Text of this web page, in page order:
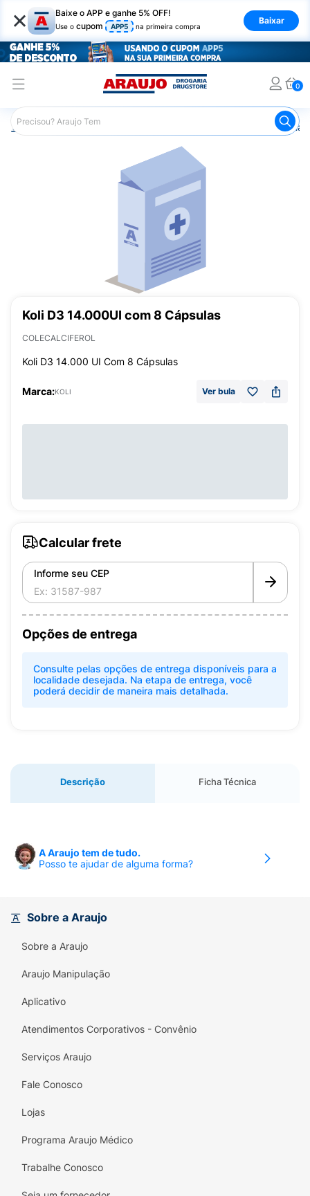
× Baixe o APP e ganhe 5% OFF!
Use o cupom APP5 na primeira compra
Baixar
0
Araujo Medicamentos Koli D3 14.000UI com 8 Cápsulas
Koli D3 14.000UI com 8 Cápsulas
COLECALCIFEROL
Koli D3 14.000 UI Com 8 Cápsulas
Marca:KOLI Ver bula
Calcular frete
Informe seu CEP
Opções de entrega
Consulte pelas opções de entrega disponíveis para a
localidade desejada. Na etapa de entrega, você
poderá decidir de maneira mais detalhada.
Descrição Ficha Técnica
A Araujo tem de tudo.
Posso te ajudar de alguma forma?
Sobre a Araujo
Sobre a Araujo
Araujo Manipulação
Aplicativo
Atendimentos Corporativos - Convênio
Serviços Araujo
Fale Conosco
Lojas
Programa Araujo Médico
Trabalhe Conosco